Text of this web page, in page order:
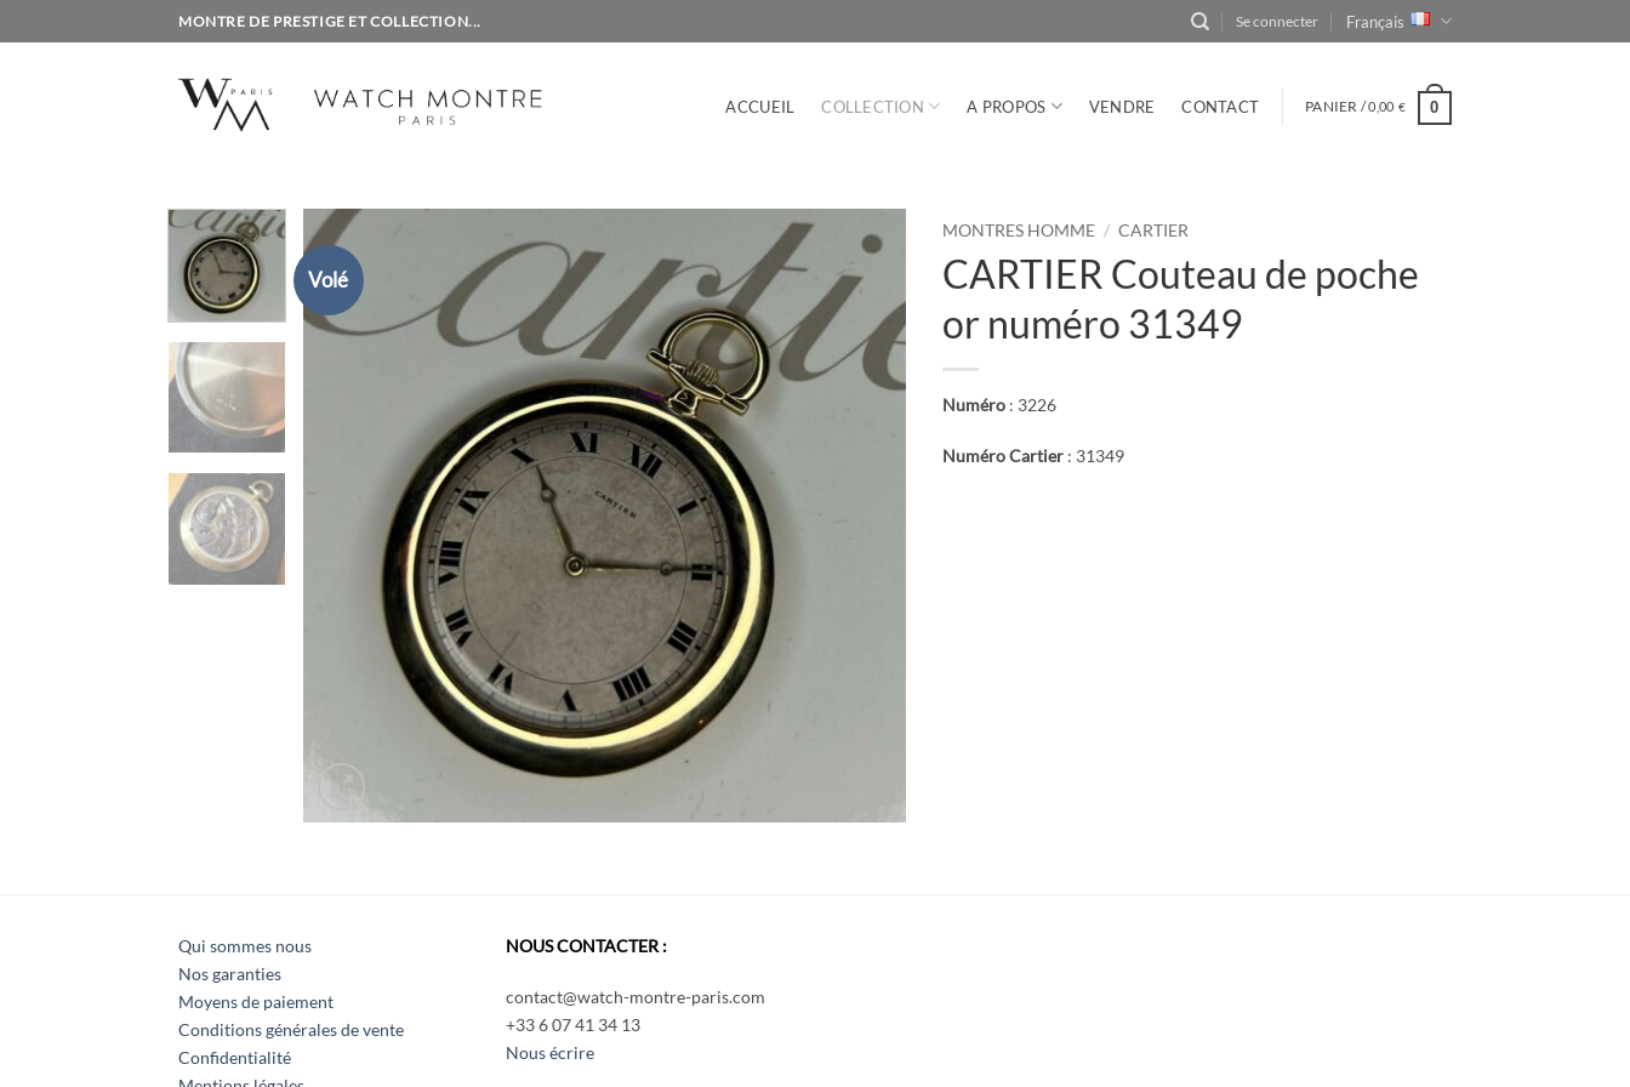
au
MONTRE DE PRESTIGE ET COLLECTION... Se connecter Français
ACCUEIL COLLECTION A PROPOS VENDRE CONTACT PANIER /0,00 € 0
Volé
MONTRES HOMME / CARTIER
CARTIER Couteau de poche
or numéro 31349
Numéro : 3226
Numéro Cartier : 31349
Qui sommes nous
Nos garanties
Moyens de paiement
Conditions générales de vente
Confidentialité
NOUS CONTACTER :
contact@watch-montre-paris.com
+33 6 07 41 34 13
Nous écrire